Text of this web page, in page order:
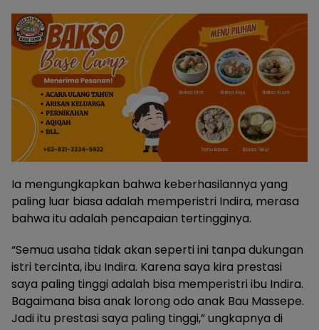
Ia mengungkapkan bahwa keberhasilannya yang
paling luar biasa adalah memperistri Indira, merasa
bahwa itu adalah pencapaian tertingginya.
“Semua usaha tidak akan seperti ini tanpa dukungan
istri tercinta, ibu Indira. Karena saya kira prestasi
saya paling tinggi adalah bisa memperistri ibu Indira.
Bagaimana bisa anak lorong odo anak Bau Massepe.
Jadi itu prestasi saya paling tinggi,” ungkapnya di